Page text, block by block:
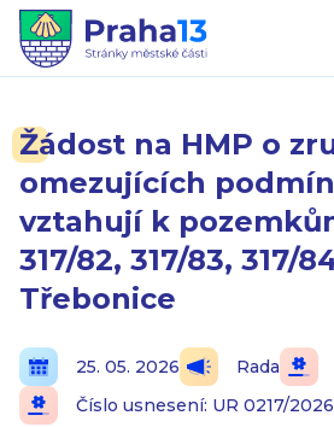
Žádost na HMP o
omezujících
vztahují k
317/82, 317/83, 317/
Třebonice
25. 05. 2026 Rada
Číslo usnesení: UR 0217/2026